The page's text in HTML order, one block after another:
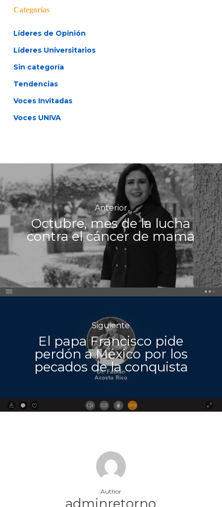
Categorías
Líderes de Opinión
Líderes Universitarios
Sin categoría
Tendencias
Voces Invitadas
Voces UNIVA
Anterior
Octubre, mes de la lucha
contra el cáncer de mama
Siguiente
El papa Francisco pide
perdón a México por los
pecados de la conquista
Author
adminretorno